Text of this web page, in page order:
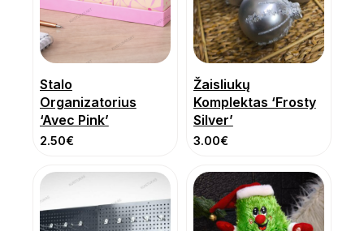
Stalo
Organizatorius
‘Avec Pink’
2.50€
Žaisliukų
Komplektas ‘Frosty
Silver’
3.00€